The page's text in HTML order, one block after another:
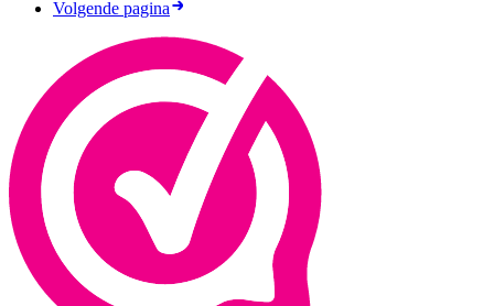
Volgende pagina